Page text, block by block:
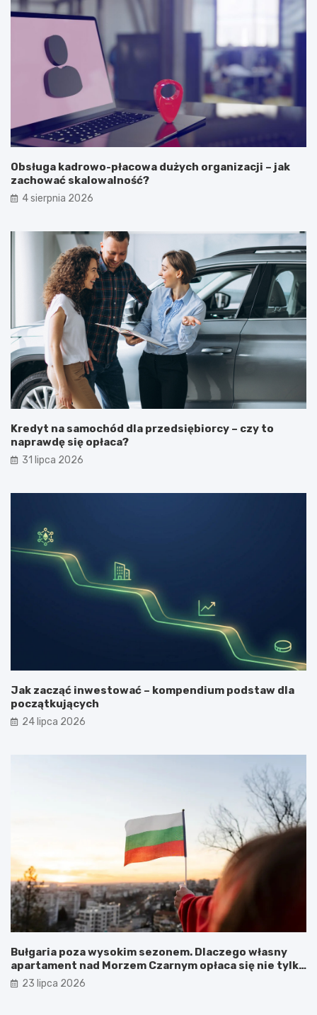
Obsługa kadrowo-płacowa dużych organizacji – jak
zachować skalowalność?
4 sierpnia 2026
Kredyt na samochód dla przedsiębiorcy – czy to
naprawdę się opłaca?
31 lipca 2026
Jak zacząć inwestować – kompendium podstaw dla
początkujących
24 lipca 2026
Bułgaria poza wysokim sezonem. Dlaczego własny
apartament nad Morzem Czarnym opłaca się nie tylko
latem?
23 lipca 2026